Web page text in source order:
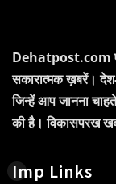
Dehatpost.com
सकारात्मक ख़बरें।
जिन्हें आप जानना
की है। विकासपरख
Imp Links